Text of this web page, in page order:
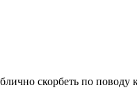
скорбеть по поводу